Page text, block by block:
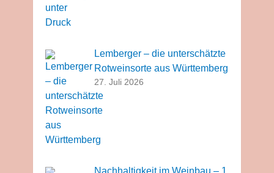
Lemberger – die unterschätzte
Rotweinsorte aus Württemberg
27. Juli 2026